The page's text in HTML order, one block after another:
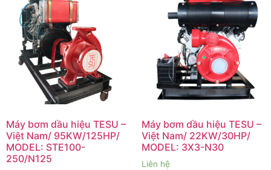
Máy bơm dầu hiệu TESU –
Việt Nam/ 95KW/125HP/
MODEL: STE100-
250/N125
Máy bơm dầu hiệu TESU –
Việt Nam/ 22KW/30HP/
MODEL: 3X3-N30
Liên hệ